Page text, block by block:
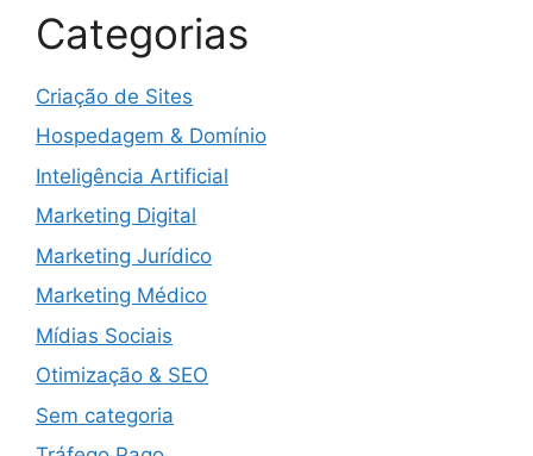
Categorias
Criação de Sites
Hospedagem & Domínio
Inteligência Artificial
Marketing Digital
Marketing Jurídico
Marketing Médico
Mídias Sociais
Otimização & SEO
Sem categoria